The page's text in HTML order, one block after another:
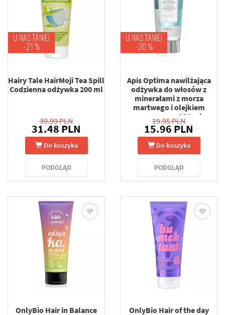
U NAS TANIEJ
-21 %
Hairy Tale HairMoji Tea Spill
Codzienna odżywka 200 ml
39.99 PLN
31.48 PLN
Do koszyka
PODGLĄD
U NAS TANIEJ
-20 %
Apis Optima nawilżająca
odżywka do włosów z
minerałami z morza
martwego i olejkiem
arganowym 200 ml
19.95 PLN
15.96 PLN
Do koszyka
PODGLĄD
OnlyBio Hair in Balance
OnlyBio Hair of the day